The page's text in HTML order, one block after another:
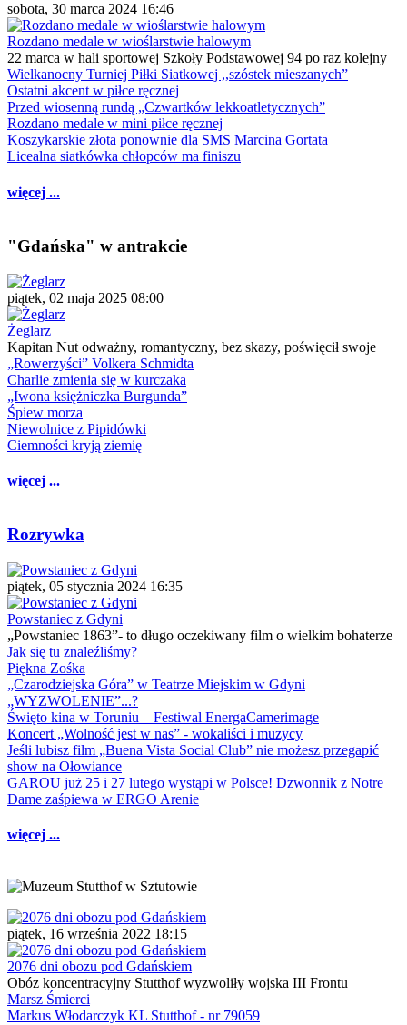
sobota, 30 marca 2024 16:46
Rozdano medale w wioślarstwie halowym
22 marca w hali sportowej Szkoły Podstawowej 94 po raz kolejny
Wielkanocny Turniej Piłki Siatkowej ,,szóstek mieszanych”
Ostatni akcent w piłce ręcznej
Przed wiosenną rundą „Czwartków lekkoatletycznych”
Rozdano medale w mini piłce ręcznej
Koszykarskie złota ponownie dla SMS Marcina Gortata
Licealna siatkówka chłopców ma finiszu
więcej ...
"Gdańska" w antrakcie
piątek, 02 maja 2025 08:00
Żeglarz
Kapitan Nut odważny, romantyczny, bez skazy, poświęcił swoje
„Rowerzyści” Volkera Schmidta
Charlie zmienia się w kurczaka
„Iwona księżniczka Burgunda”
Śpiew morza
Niewolnice z Pipidówki
Ciemności kryją ziemię
więcej ...
Rozrywka
piątek, 05 stycznia 2024 16:35
Powstaniec z Gdyni
„Powstaniec 1863”- to długo oczekiwany film o wielkim bohaterze
Jak się tu znaleźliśmy?
Piękna Zośka
„Czarodziejska Góra” w Teatrze Miejskim w Gdyni
„WYZWOLENIE”...?
Święto kina w Toruniu – Festiwal EnergaCamerimage
Koncert „Wolność jest w nas” - wokaliści i muzycy
Jeśli lubisz film „Buena Vista Social Club” nie możesz przegapić
show na Ołowiance
GAROU już 25 i 27 lutego wystąpi w Polsce! Dzwonnik z Notre
Dame zaśpiewa w ERGO Arenie
więcej ...
piątek, 16 września 2022 18:15
2076 dni obozu pod Gdańskiem
Obóz koncentracyjny Stutthof wyzwoliły wojska III Frontu
Marsz Śmierci
Markus Włodarczyk KL Stutthof - nr 79059